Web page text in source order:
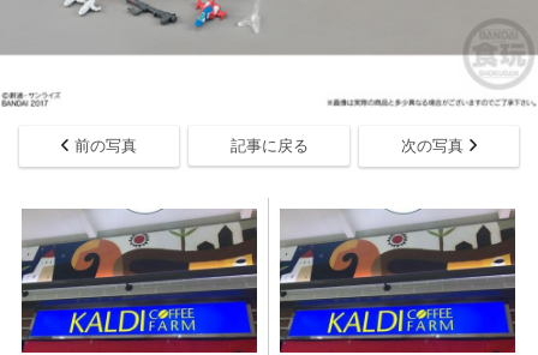
前の写真 記事に戻る 次の写真